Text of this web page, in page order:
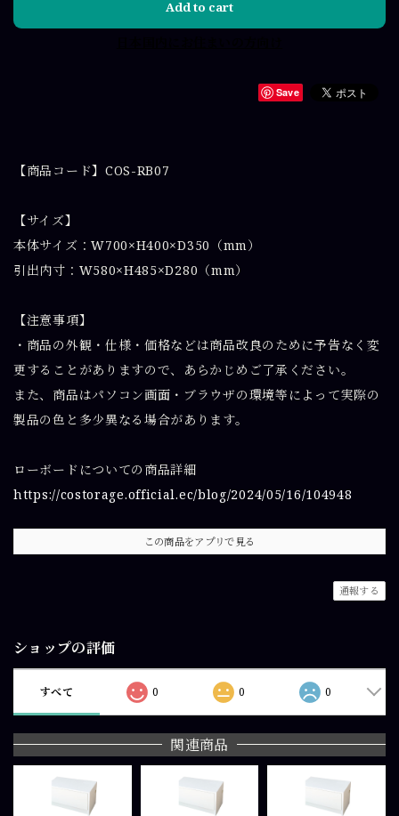
Add to cart
Save
【商品コード】COS-RB07
【サイズ】
本体サイズ：W700×H400×D350（mm）
引出内寸：W580×H485×D280（mm）
【注意事項】
・商品の外観・仕様・価格などは商品改良のために予告なく変
更することがありますので、あらかじめご了承ください。
また、商品はパソコン画面・ブラウザの環境等によって実際の
製品の色と多少異なる場合があります。
ローボードについての商品詳細
https://costorage.official.ec/blog/2024/05/16/104948
この商品をアプリで見る
通報する
ショップの評価
すべて 0 0 0
関連商品